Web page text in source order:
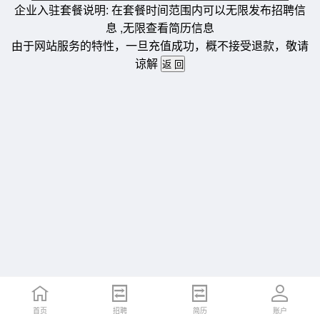
企业入驻套餐说明: 在套餐时间范围内可以无限发布招聘信
息 ,无限查看简历信息
由于网站服务的特性，一旦充值成功，概不接受退款，敬请
谅解
首页 招聘 简历 账户